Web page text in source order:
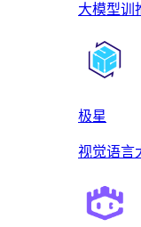
大模型训
极星
视觉语言